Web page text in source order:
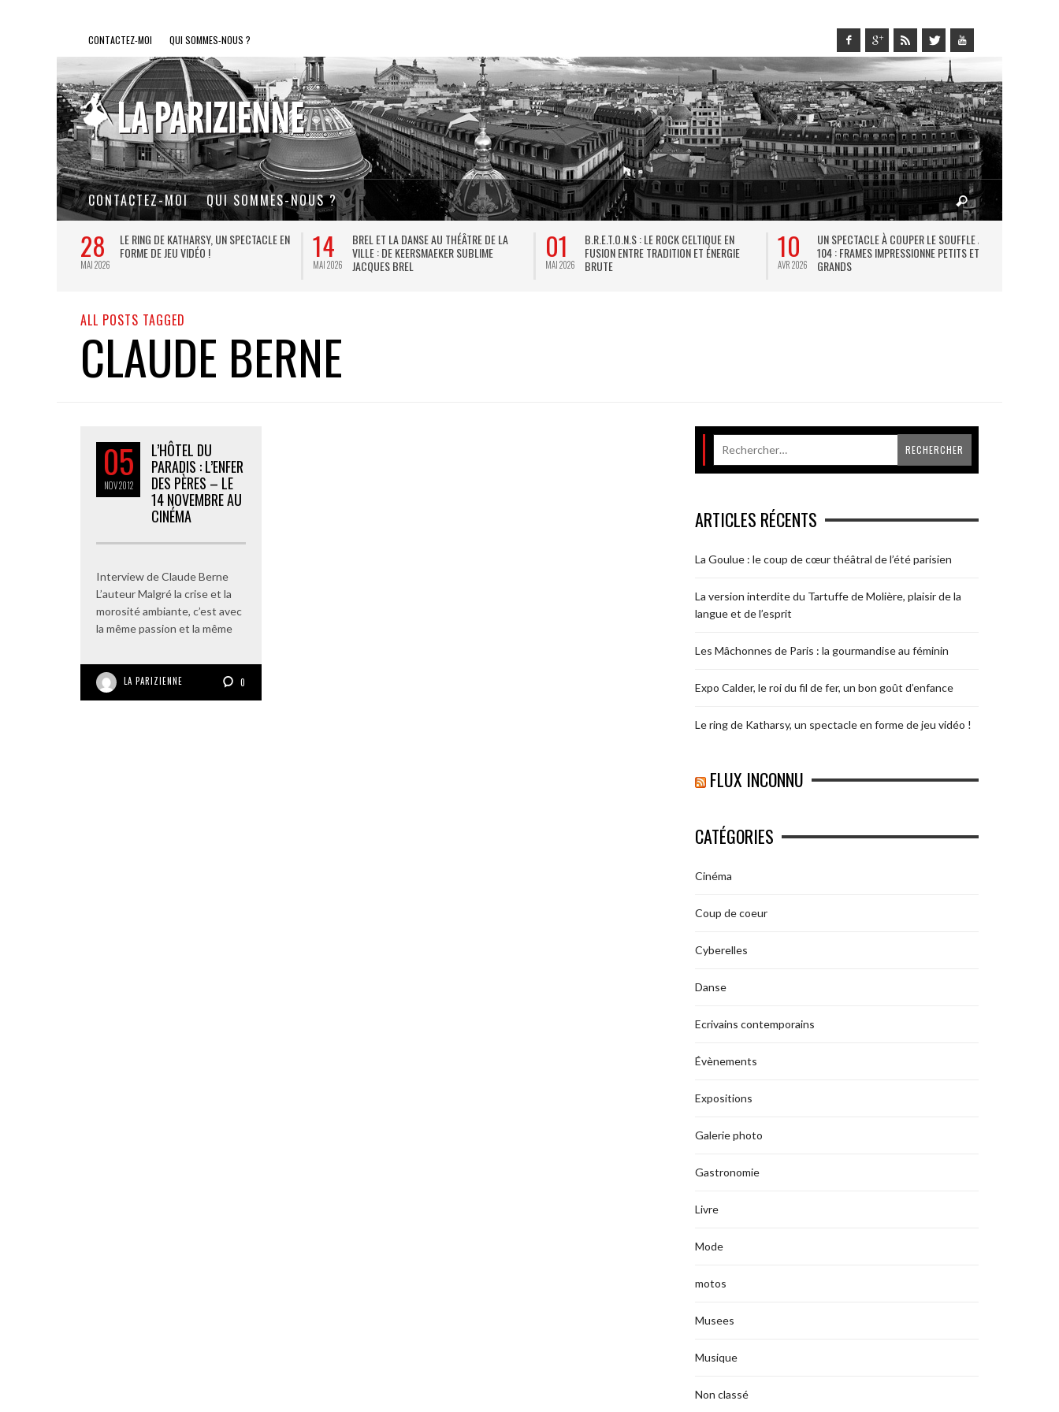
CONTACTEZ-MOI QUI SOMMES-NOUS ?
CONTACTEZ-MOI QUI SOMMES-NOUS ?
28
MAI 2026
LE RING DE KATHARSY, UN SPECTACLE EN
FORME DE JEU VIDÉO !
14
MAI 2026
BREL ET LA DANSE AU THÉÂTRE DE LA
VILLE : DE KEERSMAEKER SUBLIME
JACQUES BREL
01
MAI 2026
B.R.E.T.O.N.S : LE ROCK CELTIQUE EN
FUSION ENTRE TRADITION ET ÉNERGIE
BRUTE
10
AVR 2026
UN SPECTACLE À COUPER LE SOUFFLE AU
104 : FRAMES IMPRESSIONNE PETITS ET
GRANDS
ALL POSTS TAGGED
CLAUDE BERNE
05
NOV2012
L’HÔTEL DU
PARADIS : L’ENFER
DES PÈRES – LE
14 NOVEMBRE AU
CINÉMA
Interview de Claude Berne
L’auteur Malgré la crise et la
morosité ambiante, c’est avec
la même passion et la même
LA PARIZIENNE 0
ARTICLES RÉCENTS
La Goulue : le coup de cœur théâtral de l’été parisien
La version interdite du Tartuffe de Molière, plaisir de la
langue et de l’esprit
Les Mâchonnes de Paris : la gourmandise au féminin
Expo Calder, le roi du fil de fer, un bon goût d’enfance
Le ring de Katharsy, un spectacle en forme de jeu vidéo !
FLUX INCONNU
CATÉGORIES
Cinéma
Coup de coeur
Cyberelles
Danse
Ecrivains contemporains
Évènements
Expositions
Galerie photo
Gastronomie
Livre
Mode
motos
Musees
Musique
Non classé